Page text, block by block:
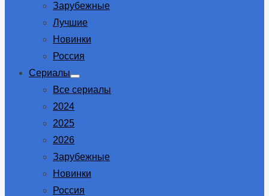
Зарубежные
Лучшие
Новинки
Россия
Сериалы
Show
sub
Все сериалы
2024
2025
2026
Зарубежные
Новинки
Россия